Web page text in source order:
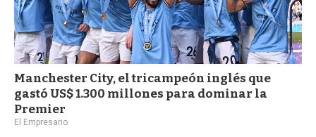
Manchester City, el tricampeón inglés que
gastó US$ 1.300 millones para dominar la
Premier
El Empresario